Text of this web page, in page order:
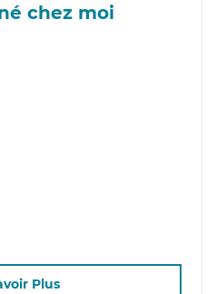
chez moi
Plus